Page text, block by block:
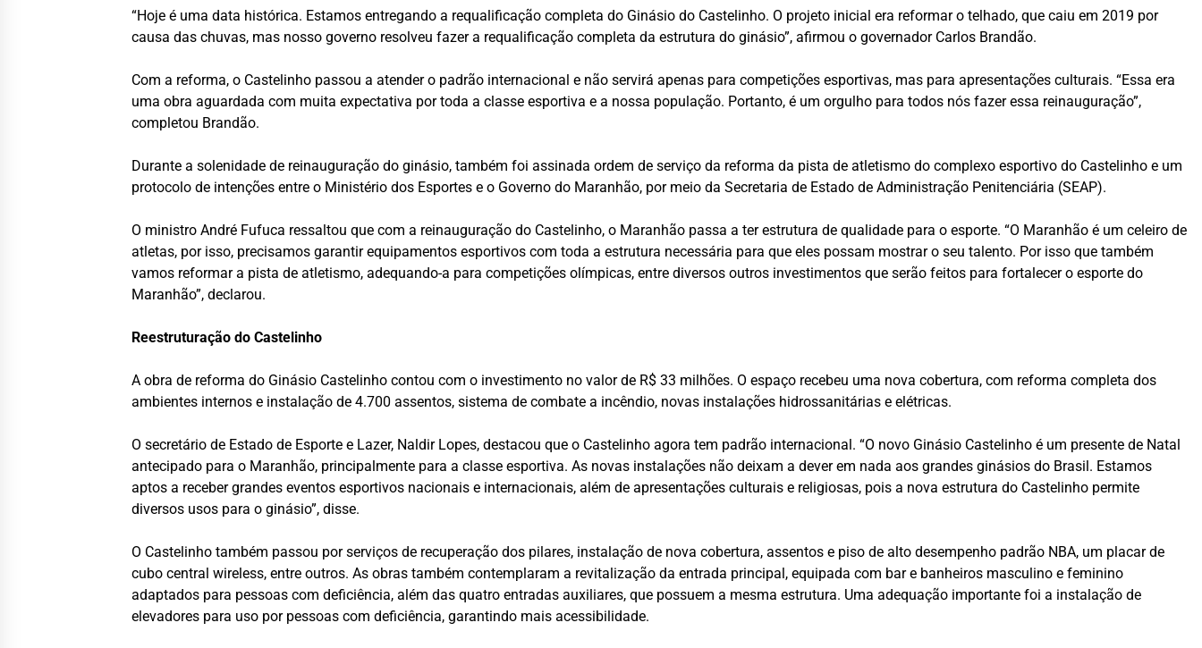
“Hoje é uma data histórica. Estamos entregando a requalificação completa do Ginásio do Castelinho. O projeto inicial era reformar o telhado, que caiu em 2019 por
causa das chuvas, mas nosso governo resolveu fazer a requalificação completa da estrutura do ginásio”, afirmou o governador Carlos Brandão.
Com a reforma, o Castelinho passou a atender o padrão internacional e não servirá apenas para competições esportivas, mas para apresentações culturais. “Essa era
uma obra aguardada com muita expectativa por toda a classe esportiva e a nossa população. Portanto, é um orgulho para todos nós fazer essa reinauguração”,
completou Brandão.
Durante a solenidade de reinauguração do ginásio, também foi assinada ordem de serviço da reforma da pista de atletismo do complexo esportivo do Castelinho e um
protocolo de intenções entre o Ministério dos Esportes e o Governo do Maranhão, por meio da Secretaria de Estado de Administração Penitenciária (SEAP).
O ministro André Fufuca ressaltou que com a reinauguração do Castelinho, o Maranhão passa a ter estrutura de qualidade para o esporte. “O Maranhão é um celeiro de
atletas, por isso, precisamos garantir equipamentos esportivos com toda a estrutura necessária para que eles possam mostrar o seu talento. Por isso que também
vamos reformar a pista de atletismo, adequando-a para competições olímpicas, entre diversos outros investimentos que serão feitos para fortalecer o esporte do
Maranhão”, declarou.
Reestruturação do Castelinho
A obra de reforma do Ginásio Castelinho contou com o investimento no valor de R$ 33 milhões. O espaço recebeu uma nova cobertura, com reforma completa dos
ambientes internos e instalação de 4.700 assentos, sistema de combate a incêndio, novas instalações hidrossanitárias e elétricas.
O secretário de Estado de Esporte e Lazer, Naldir Lopes, destacou que o Castelinho agora tem padrão internacional. “O novo Ginásio Castelinho é um presente de Natal
antecipado para o Maranhão, principalmente para a classe esportiva. As novas instalações não deixam a dever em nada aos grandes ginásios do Brasil. Estamos
aptos a receber grandes eventos esportivos nacionais e internacionais, além de apresentações culturais e religiosas, pois a nova estrutura do Castelinho permite
diversos usos para o ginásio”, disse.
O Castelinho também passou por serviços de recuperação dos pilares, instalação de nova cobertura, assentos e piso de alto desempenho padrão NBA, um placar de
cubo central wireless, entre outros. As obras também contemplaram a revitalização da entrada principal, equipada com bar e banheiros masculino e feminino
adaptados para pessoas com deficiência, além das quatro entradas auxiliares, que possuem a mesma estrutura. Uma adequação importante foi a instalação de
elevadores para uso por pessoas com deficiência, garantindo mais acessibilidade.